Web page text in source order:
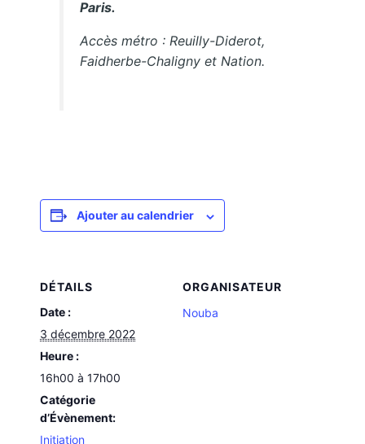
Paris.
Accès métro : Reuilly-Diderot,
Faidherbe-Chaligny et Nation.
Ajouter au calendrier
DÉTAILS
Date :
3 décembre 2022
Heure :
16h00 à 17h00
Catégorie
d’Évènement:
Initiation
ORGANISATEUR
Nouba